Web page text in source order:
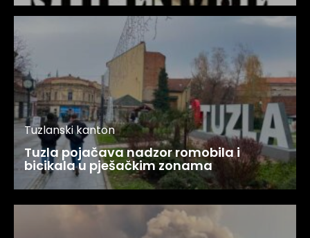
Tuzlanski kanton
Tuzla pojačava nadzor romobila i
bicikala u pješačkim zonama